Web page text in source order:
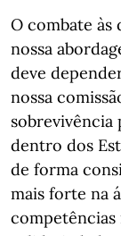
O combate às
nossa
deve
nossa
sobrevivência
dentro dos
de forma
mais forte na
competências